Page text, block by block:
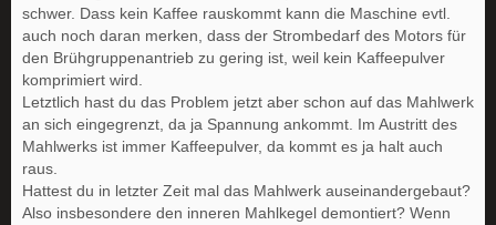
schwer. Dass kein Kaffee rauskommt kann die Maschine evtl.
auch noch daran merken, dass der Strombedarf des Motors für
den Brühgruppenantrieb zu gering ist, weil kein Kaffeepulver
komprimiert wird.
Letztlich hast du das Problem jetzt aber schon auf das Mahlwerk
an sich eingegrenzt, da ja Spannung ankommt. Im Austritt des
Mahlwerks ist immer Kaffeepulver, da kommt es ja halt auch
raus.
Hattest du in letzter Zeit mal das Mahlwerk auseinandergebaut?
Also insbesondere den inneren Mahlkegel demontiert? Wenn